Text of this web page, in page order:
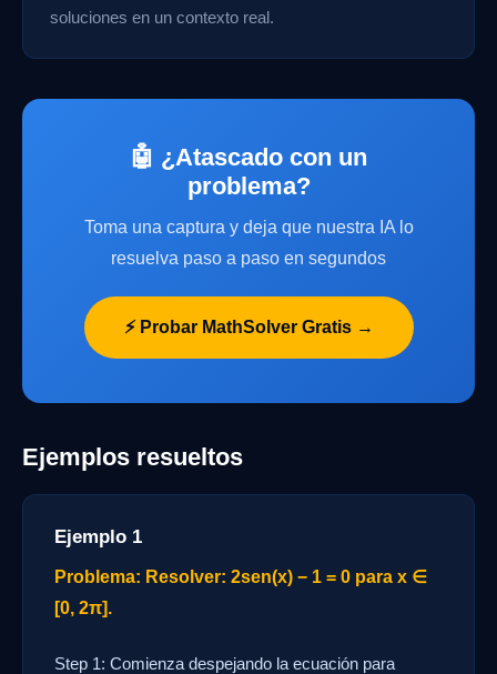
soluciones en un contexto real.
🤖 ¿Atascado con un
problema?
Toma una captura y deja que nuestra IA lo
resuelva paso a paso en segundos
⚡ Probar MathSolver Gratis →
Ejemplos resueltos
Ejemplo 1
Problema: Resolver: 2sen(x) − 1 = 0 para x ∈
[0, 2π].
Step 1: Comienza despejando la ecuación para